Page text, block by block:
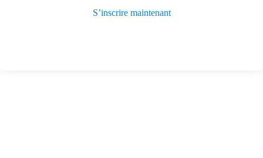
S’inscrire maintenant